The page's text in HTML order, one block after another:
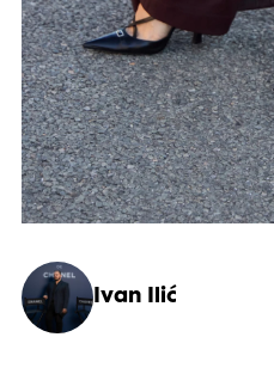
Ivan Ilić